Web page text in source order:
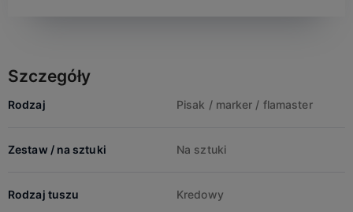
Szczegóły
Rodzaj Pisak / marker / flamaster
Zestaw / na sztuki Na sztuki
Rodzaj tuszu Kredowy